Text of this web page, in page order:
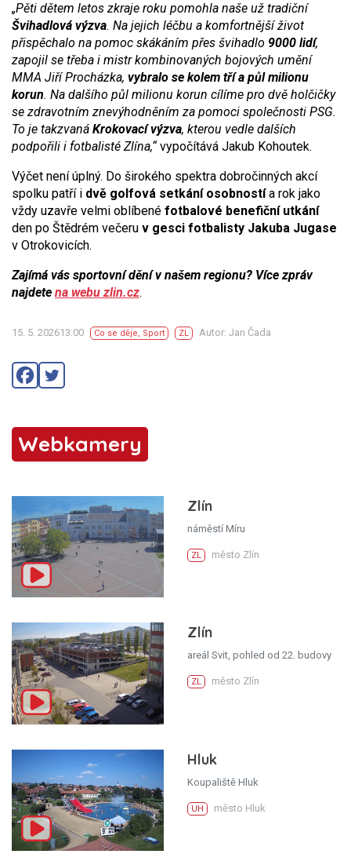
„Pěti dětem letos zkraje roku pomohla naše už tradiční
Švihadlová výzva. Na jejich léčbu a komfortnější život
přispěchalo na pomoc skákáním přes švihadlo 9000 lidí,
zapojil se třeba i mistr kombinovaných bojových umění
MMA Jiří Procházka, vybralo se kolem tří a půl milionu
korun. Na dalšího půl milionu korun cílíme pro dvě holčičky
se zdravotním znevýhodněním za pomoci společnosti PSG.
To je takzvaná Krokovací výzva, kterou vedle dalších
podpořili i fotbalisté Zlína,“vypočítává Jakub Kohoutek.
Výčet není úplný. Do širokého spektra dobročinných akcí
spolku patří i dvě golfová setkání osobnostía rok jako
vždy uzavře velmi oblíbené fotbalové benefiční utkání
den po Štědrém večeru v gesci fotbalisty Jakuba Jugase
v Otrokovicích.
Zajímá vás sportovní dění v našem regionu? Více zpráv
najdete na webu zlin.cz.
15. 5. 202613:00 Co se děje, Sport ZL Autor: Jan Čada
Webkamery
Zlín
náměstí Míru
ZL město Zlín
Zlín
areál Svit, pohled od 22. budovy
ZL město Zlín
Hluk
Koupaliště Hluk
UH město Hluk